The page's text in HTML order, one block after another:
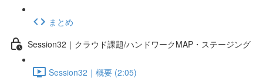
まとめ
Session32｜クラウド課題/ハンドワークMAP・ステージング
Session32｜概要 (2:05)